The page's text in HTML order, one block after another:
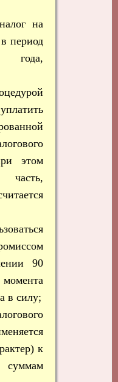
на
период
года,
этом
90
в силу;
к
суммам